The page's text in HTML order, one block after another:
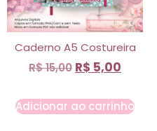
Caderno A5 Costureira
R$15,00 R$ 5,00
Adicionar ao carrinho